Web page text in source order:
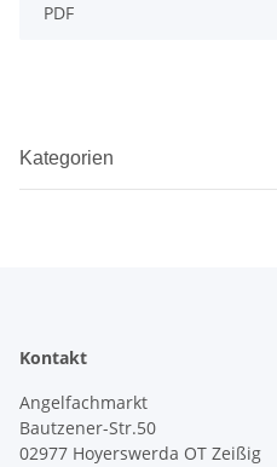
PDF
Kategorien
Kontakt
Angelfachmarkt
Bautzener-Str.50
02977 Hoyerswerda OT Zeißig